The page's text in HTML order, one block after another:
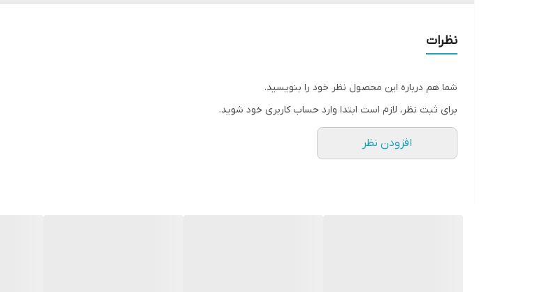
نظرات
شما هم درباره این محصول نظر خود را بنویسید.
برای ثبت نظر، لازم است ابتدا وارد حساب کاربری خود شوید.
افزودن نظر